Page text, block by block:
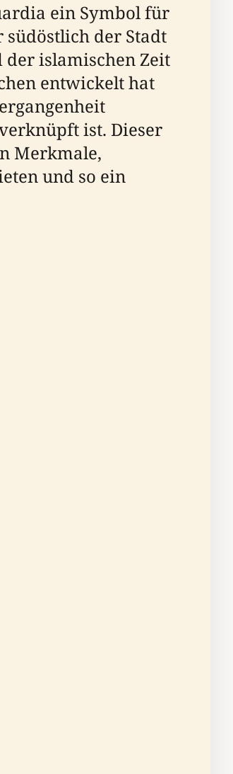
ein Symbol für
der Stadt
der islamischen Zeit
entwickelt hat
ist. Dieser
Merkmale,
und so ein